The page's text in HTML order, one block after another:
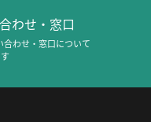
わせ・窓口
わせ・窓口について